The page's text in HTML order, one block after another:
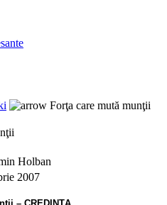
Forţa care mută munţii
Holban
2007